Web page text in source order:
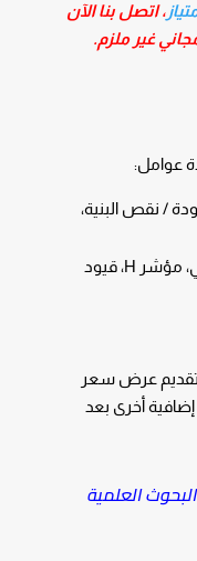
، اتصل بنا الآن
غير ملزم.
عوامل:
/ نقص البنية،
متطلباتك لمؤشرات المنشورات (ربعي، مؤشر H، قيود
تقديم عرض سعر
أخرى بعد
العلمية